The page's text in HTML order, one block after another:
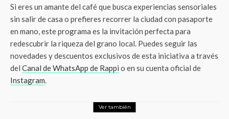
Si eres un amante del café que busca experiencias sensoriales
sin salir de casa o prefieres recorrer la ciudad con pasaporte
en mano, este programa es la invitación perfecta para
redescubrir la riqueza del grano local. Puedes seguir las
novedades y descuentos exclusivos de esta iniciativa a través
del Canal de WhatsApp de Rappi o en su cuenta oficial de
Instagram.
Ver también